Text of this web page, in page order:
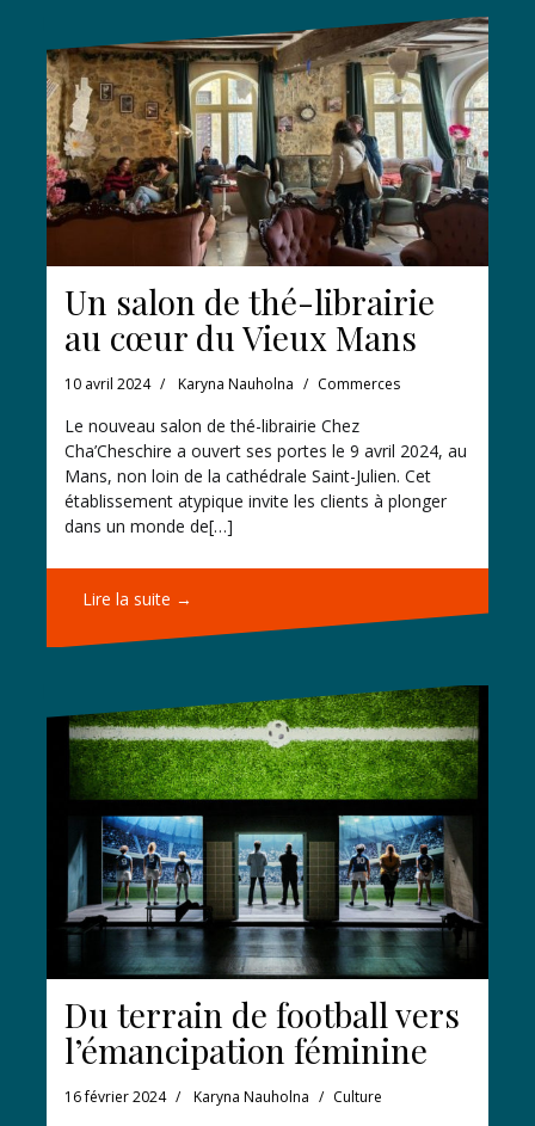
Un salon de thé-librairie
au cœur du Vieux Mans
10 avril 2024 Karyna Nauholna Commerces
Le nouveau salon de thé-librairie Chez
Cha’Cheschire a ouvert ses portes le 9 avril 2024, au
Mans, non loin de la cathédrale Saint-Julien. Cet
établissement atypique invite les clients à plonger
dans un monde de[…]
Lire la suite →
Du terrain de football vers
l’émancipation féminine
16 février 2024 Karyna Nauholna Culture